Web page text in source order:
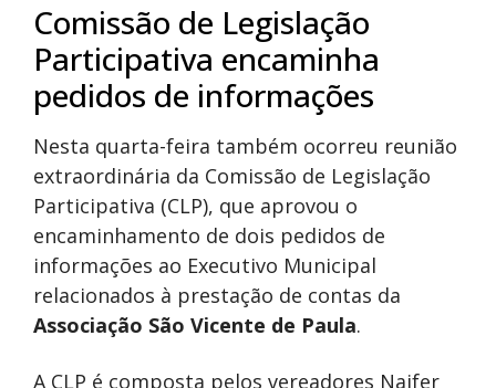
Comissão de Legislação
Participativa encaminha
pedidos de informações
Nesta quarta-feira também ocorreu reunião
extraordinária da Comissão de Legislação
Participativa (CLP), que aprovou o
encaminhamento de dois pedidos de
informações ao Executivo Municipal
relacionados à prestação de contas da
Associação São Vicente de Paula.
A CLP é composta pelos vereadores Naifer